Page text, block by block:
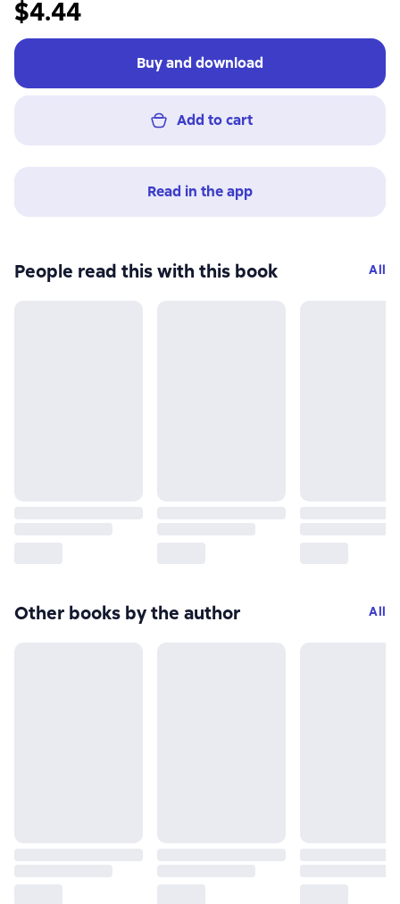
$4.44
Buy and download
Add to cart
Read in the app
People read this with this book All
Other books by the author All